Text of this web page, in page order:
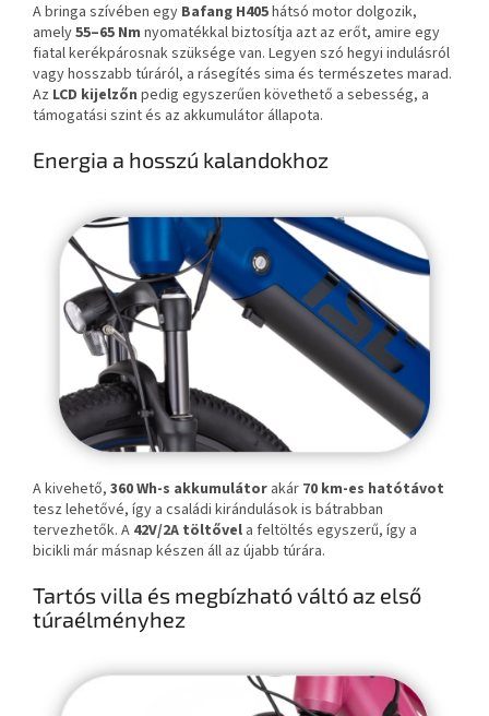
A bringa szívében egy Bafang H405hátsó motor dolgozik,
amely55–65 Nm nyomatékkal biztosítja azt az erőt, amire egy
fiatal kerékpárosnak szüksége van. Legyen szó hegyi indulásról
vagy hosszabb túráról, a rásegítés sima és természetes marad.
Az LCD kijelzőn pedig egyszerűen követhető a sebesség, a
támogatási szint és az akkumulátor állapota.
Energia a hosszú kalandokhoz
A kivehető, 360 Wh-s akkumulátor akár 70 km-es hatótávot
tesz lehetővé, így a családi kirándulások is bátrabban
tervezhetők. A 42V/2A töltővel a feltöltés egyszerű, így a
bicikli már másnap készen áll az újabb túrára.
Tartós villa és megbízható váltó az első
túraélményhez